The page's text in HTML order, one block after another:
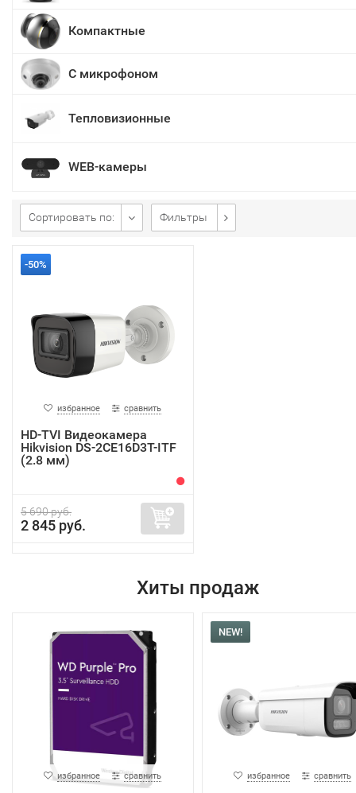
Компактные
С микрофоном
Тепловизионные
WEB-камеры
Сортировать по: Фильтры
-50%
избранное сравнить
HD-TVI Видеокамера
Hikvision DS-2CE16D3T-ITF
(2.8 мм)
5 690 руб.
2 845 руб.
Хиты продаж
избранное сравнить
NEW!
избранное сравнить